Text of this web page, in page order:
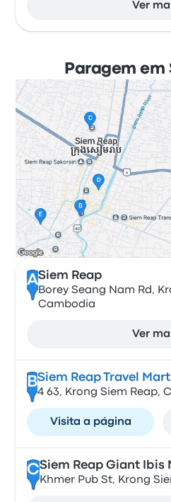
Ver
Paragem em
ASiem Reap
Borey Seang Nam Rd,
Cambodia
Ver
BSiem Reap Travel Mart
4 63, Krong Siem Reap,
Visita a página
CSiem Reap Giant Ibis
Khmer Pub St, Krong